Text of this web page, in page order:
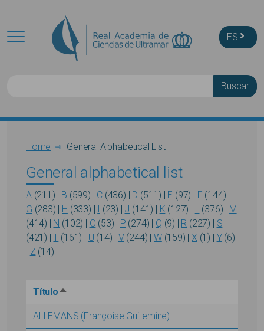
ES
Breadcrumb
Home General Alphabetical List
General alphabetical list
A(211) | B (599) | C (436) | D (511) | E (97) | F (144) |
G (283) | H (333) | I (23) | J (141) | K (127) | L (376) | M
(414) | N (102) | O (53) | P (274) | Q (9) | R (227) | S
(421) |T (161) | U (14) | V(244) | W(159) | X (1) | Y(6)
| Z (14)
TítuloSort descending
ALLEMANS (Françoise Guillemine)